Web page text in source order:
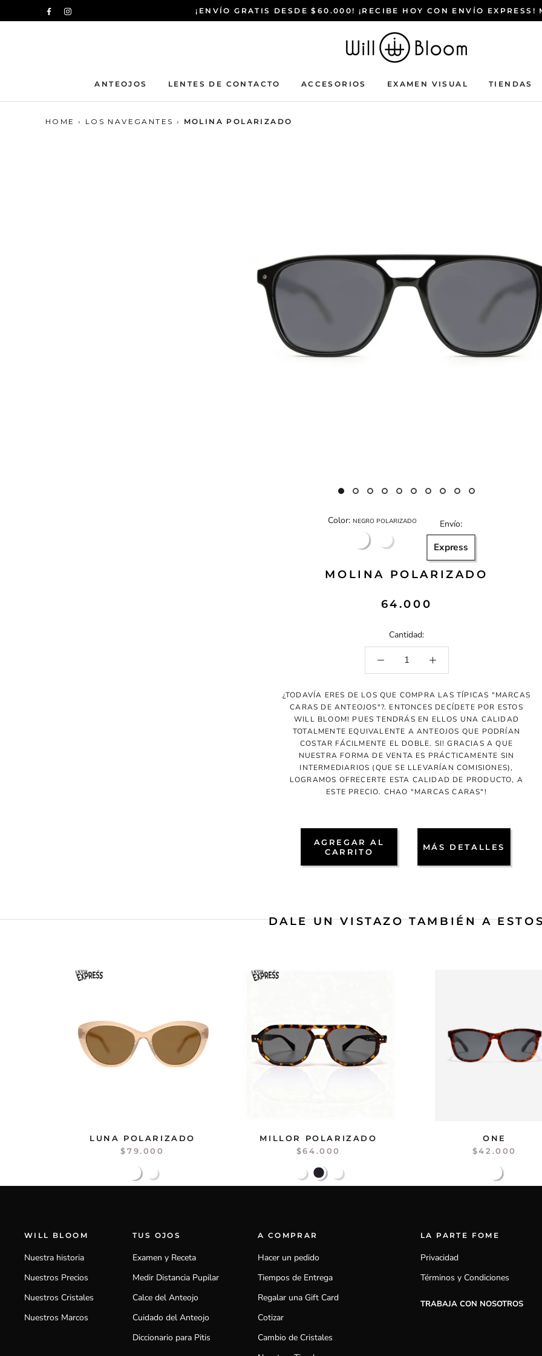
al
¡ENVÍO GRATIS DESDE $60.000! ¡RECIBE HOY CON ENVÍO EXPRESS!
ANTEOJOS LENTES DE CONTACTO
ACCESORIOS
EXAMEN VISUAL
TIENDAS
HOME › LOS NAVEGANTES › MOLINA POLARIZADO
Color: NEGRO POLARIZADO
NEGRO TRANSPARENTE
VERDE
POLARIZADO
Envío:
Express
MOLINA POLARIZADO
64.000
Cantidad:
¿TODAVÍA ERES DE LOS QUE COMPRA LAS TÍPICAS "MARCAS
CARAS DE ANTEOJOS"?. ENTONCES DECÍDETE POR ESTOS
WILL BLOOM! PUES TENDRÁS EN ELLOS UNA CALIDAD
TOTALMENTE EQUIVALENTE A ANTEOJOS QUE PODRÍAN
COSTAR FÁCILMENTE EL DOBLE. SI! GRACIAS A QUE
NUESTRA FORMA DE VENTA ES PRÁCTICAMENTE SIN
INTERMEDIARIOS (QUE SE LLEVARÍAN COMISIONES),
LOGRAMOS OFRECERTE ESTA CALIDAD DE PRODUCTO, A
ESTE PRECIO. CHAO "MARCAS CARAS"!
AGREGAR AL
CARRITO
MÁS DETALLES
DALE UN VISTAZO TAMBIÉN A
LUNA POLARIZADO
$79.000
MILLOR POLARIZADO
$64.000
ONE
$42.000
WILL BLOOM
Nuestra historia
Nuestros Precios
Nuestros Cristales
Nuestros Marcos
TUS OJOS
Examen y Receta
Medir Distancia Pupilar
Calce del Anteojo
Cuidado del Anteojo
Diccionario para Pitis
A COMPRAR
Hacer un pedido
Tiempos de Entrega
Regalar una Gift Card
Cotizar
Cambio de Cristales
LA PARTE FOME
Privacidad
Términos y Condiciones
TRABAJA CON NOSOTROS